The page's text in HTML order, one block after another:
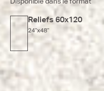
Disponible dans le format
Reliefs 60x120
24"x48"